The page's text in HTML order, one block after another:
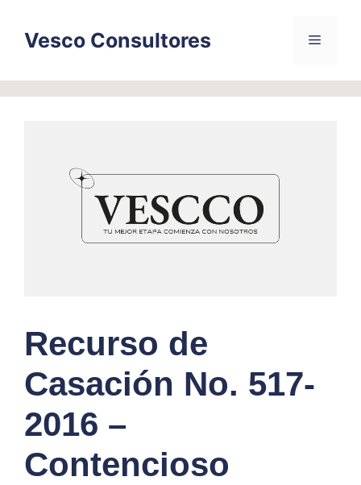
contentVesco Consultores Menu
Recurso de
Casación No. 517-
2016 –
Contencioso